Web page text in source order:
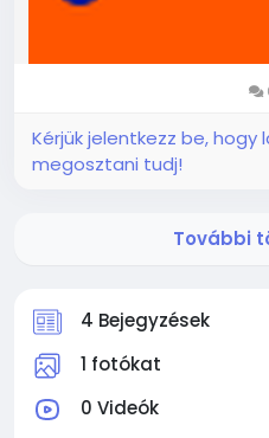
Kérjük jelentkezz be, hogy
megosztani tudj!
További
4 Bejegyzések
1 fotókat
0 Videók